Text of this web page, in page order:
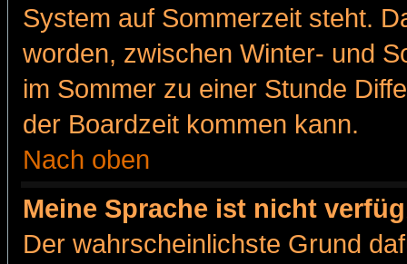
System auf Sommerzeit steht.
worden, zwischen Winter- und
im Sommer zu einer Stunde
der Boardzeit kommen kann.
Nach oben
Meine Sprache ist nicht
Der wahrscheinlichste Grund